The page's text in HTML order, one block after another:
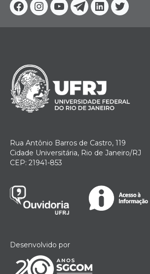
Facebook
Instagram
YoutubeTelegram
Linkedin
Twitter
Rua Antônio Barros de Castro, 119
Cidade Universitária, Rio de Janeiro/RJ
CEP: 21941-853
Desenvolvido por